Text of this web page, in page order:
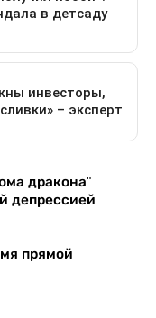
дракона"
депрессией
прямой